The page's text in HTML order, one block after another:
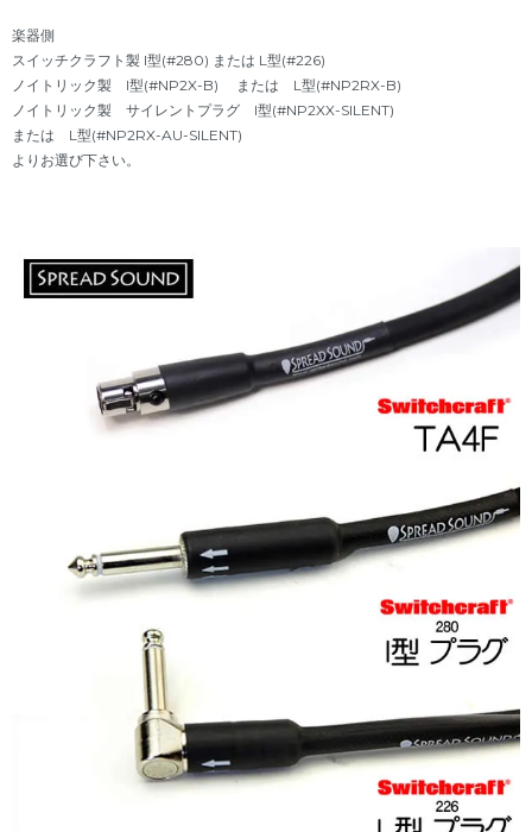
楽器側
スイッチクラフト製 I型(#280) または L型(#226)
ノイトリック製 I型(#NP2X-B) または L型(#NP2RX-B)
ノイトリック製 サイレントプラグ I型(#NP2XX-SILENT)
または L型(#NP2RX-AU-SILENT)
よりお選び下さい。